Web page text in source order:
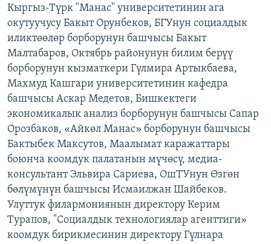
Кыргыз-Түрк "Манас" университетинин ага
окутуучусу Бакыт Орунбеков, БГУнун социалдык
иликтөөлөр борборунун башчысы Бакыт
Малтабаров, Октябрь районунун билим берүү
борборунун кызматкери Гүлмира Артыкбаева,
Махмуд Кашгари университетинин кафедра
башчысы Аскар Медетов, Бишкектеги
экономикалык анализ борборунун башчысы Сапар
Орозбаков, «Айкөл Манас» борборунун башчысы
Бактыбек Максутов, Маалымат каражаттары
боюнча коомдук палатанын мүчөсү, медиа-
консультант Эльвира Сариева, ОшТУнун Өзгөн
бөлүмүнүн башчысы Исмаилжан Шайбеков.
Улуттук филармониянын директору Керим
Турапов, "Социалдык технологиялар агенттиги»
коомдук бирикмесинин директору Гүлнара